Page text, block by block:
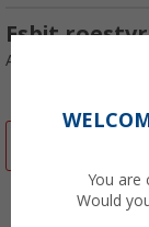
Esbit
Artikelnr: 511759
You are
Would